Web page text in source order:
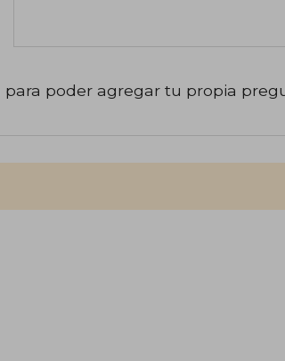
para poder agregar tu propia